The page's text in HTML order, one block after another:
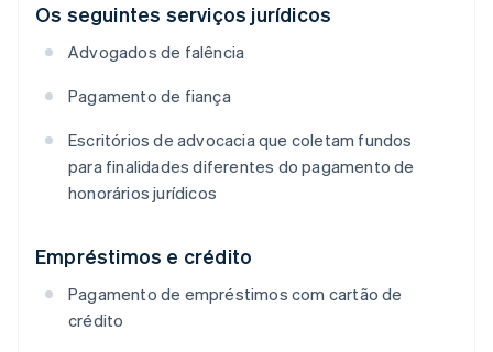
Os seguintes serviços jurídicos
Advogados de falência
Pagamento de fiança
Escritórios de advocacia que coletam fundos
para finalidades diferentes do pagamento de
honorários jurídicos
Empréstimos e crédito
Pagamento de empréstimos com cartão de
crédito